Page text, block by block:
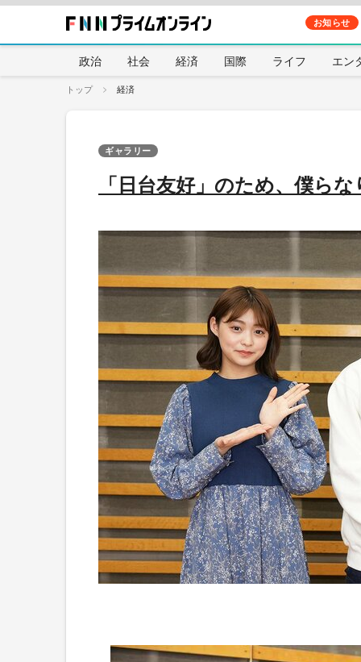
お知らせ
政治 社会 経済 国際 ライフ エン
トップ 経済
「日台友好」のため、僕ら
ギャラリー